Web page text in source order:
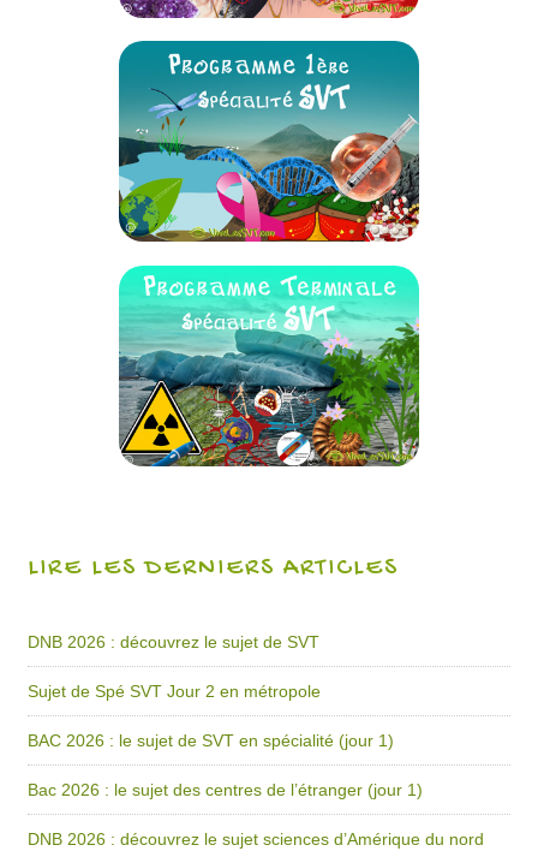
LIRE LES DERNIERS ARTICLES
DNB 2026 : découvrez le sujet de SVT
Sujet de Spé SVT Jour 2 en métropole
BAC 2026 : le sujet de SVT en spécialité (jour 1)
Bac 2026 : le sujet des centres de l’étranger (jour 1)
DNB 2026 : découvrez le sujet sciences d’Amérique du nord